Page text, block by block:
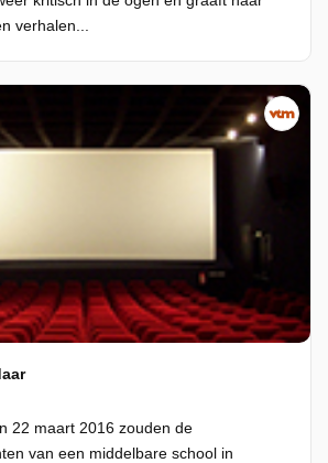
verhalen...
22 maart 2016 zouden de
van een middelbare school in